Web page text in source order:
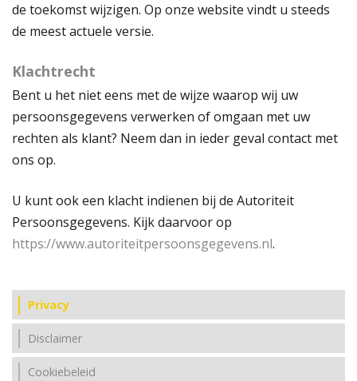
de toekomst wijzigen. Op onze website vindt u steeds
de meest actuele versie.
Klachtrecht
Bent u het niet eens met de wijze waarop wij uw
persoonsgegevens verwerken of omgaan met uw
rechten als klant? Neem dan in ieder geval contact met
ons op.
U kunt ook een klacht indienen bij de Autoriteit
Persoonsgegevens. Kijk daarvoor op
https://www.autoriteitpersoonsgegevens.nl.
Privacy
Disclaimer
Cookiebeleid